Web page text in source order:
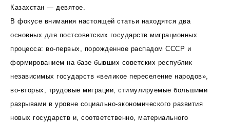
Казахстан — девятое.
В фокусе внимания настоящей статьи находятся два
основных для постсоветских государств миграционных
процесса: во-первых, порожденное распадом СССР и
формированием на базе бывших советских республик
независимых государств «великое переселение народов»,
во-вторых, трудовые миграции, стимулируемые большими
разрывами в уровне социально-экономического развития
новых государств и, соответственно, материального